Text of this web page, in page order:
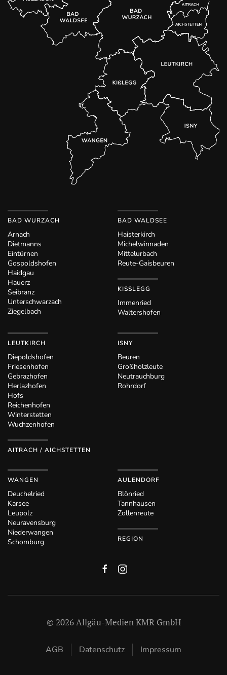
BAD WURZACH
Arnach
Dietmanns
Eintürnen
Gospoldshofen
Haidgau
Hauerz
Seibranz
Unterschwarzach
Ziegelbach
BAD WALDSEE
Haisterkirch
Michelwinnaden
Mittelurbach
Reute-Gaisbeuren
KISSLEGG
Immenried
Waltershofen
LEUTKIRCH
Diepoldshofen
Friesenhofen
Gebrazhofen
Herlazhofen
Hofs
Reichenhofen
Winterstetten
Wuchzenhofen
AITRACH / AICHSTETTEN
ISNY
Beuren
Großholzleute
Neutrauchburg
Rohrdorf
WANGEN
Deuchelried
Karsee
Leupolz
Neuravensburg
Niederwangen
Schomburg
AULENDORF
Blönried
Tannhausen
Zollenreute
REGION
© 2026Allgäu-Medien KMR GmbH
AGB Datenschutz Impressum